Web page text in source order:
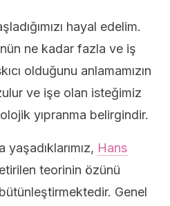
hayal edelim.
ne kadar fazla ve iş
olduğunu anlamamızın
ve işe olan isteğimiz
yıpranma belirgindir.
Hans
teorinin özünü
Genel